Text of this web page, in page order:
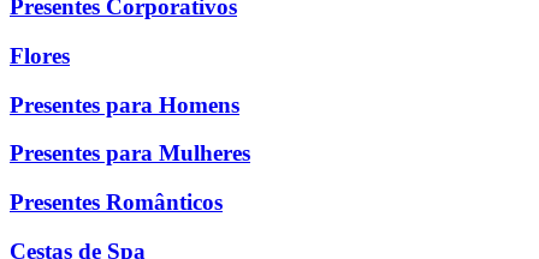
Presentes Corporativos
Flores
Presentes para Homens
Presentes para Mulheres
Presentes Românticos
Cestas de Spa